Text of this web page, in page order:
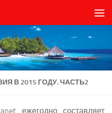
В 2015 ГОДУ. ЧАСТЬ2
ежегодно составляет